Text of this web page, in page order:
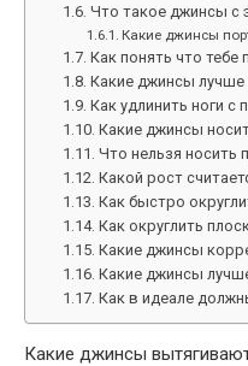
Что такое джинсы с
Какие джинсы
Как понять что
Какие джинсы лучше
Как удлинить ноги
Какие джинсы
Что нельзя носить
Какой рост
Как быстро
Как округлить
Какие джинсы
Какие джинсы
Как в идеале
Какие джинсы